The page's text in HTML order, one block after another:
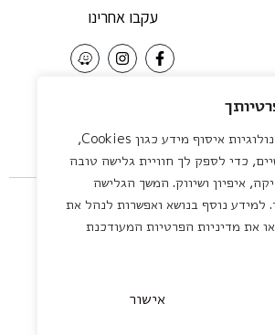
באתר זה נעשה שימוש בטכנולוגיות איסוף מידע כגון Cookies,
כדי לספק לך חוויית גלישה טובה
איפיון ושיווק. המשך הגלישה
נוסף בנושא ואפשרות לנהל את
את מדיניות הפרטיות המעודכנת
אישור
עקבו אחרינו